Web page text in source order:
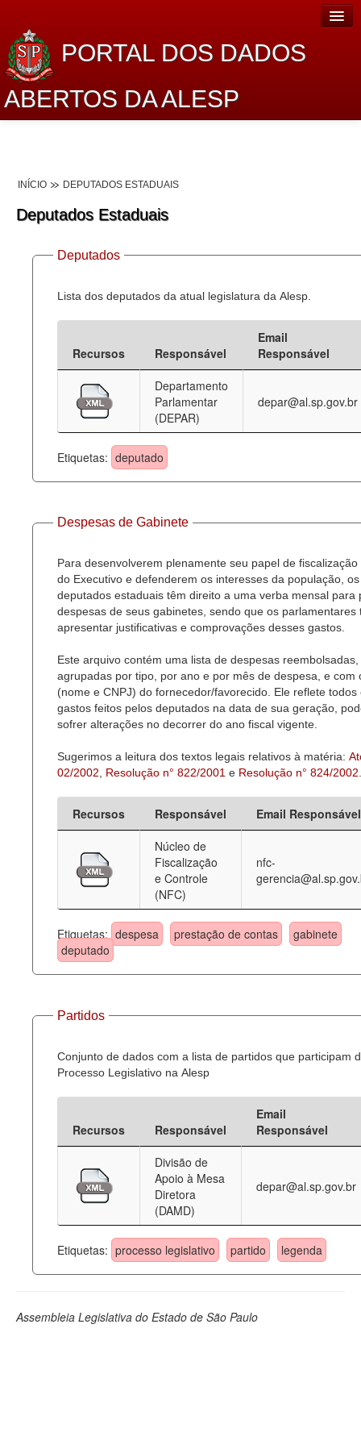
PORTAL DOS DADOS
ABERTOS DA ALESP
Lei de Acesso à Informação
Dados Governamentais Abertos
Planejamento
Catálogo de dados
Processo Legislativo
Deputados Estaduais
Administração
Legislação
Agenda
Perguntas frequentes
INÍCIO DEPUTADOS ESTADUAIS
Deputados Estaduais
Deputados
Lista dos deputados da atual legislatura da Alesp.
Recursos Responsável
Email
Responsável
Departamento
Parlamentar
(DEPAR)
depar@al.sp.gov.br
Etiquetas: deputado
Despesas de Gabinete
Para desenvolverem plenamente seu papel de fiscalização
do Executivo e defenderem os interesses da população, os
deputados estaduais têm direito a uma verba mensal para
despesas de seus gabinetes, sendo que os parlamentares
apresentar justificativas e comprovações desses gastos.
Este arquivo contém uma lista de despesas reembolsadas,
agrupadas por tipo, por ano e por mês de despesa, e com
(nome e CNPJ) do fornecedor/favorecido. Ele reflete todos
gastos feitos pelos deputados na data de sua geração,
sofrer alterações no decorrer do ano fiscal vigente.
Sugerimos a leitura dos textos legais relativos à matéria:
02/2002
Resolução n° 822/2001 e Resolução n° 824/2002
Recursos Responsável
Email Responsável
Núcleo de
Fiscalização
e Controle
(NFC)
nfc-
Etiquetas: despesa prestação de contas
gabinete
deputado
Partidos
Conjunto de dados com a lista de partidos que participam
Processo Legislativo na Alesp
Recursos Responsável
Email
Responsável
Divisão de
Apoio à Mesa
Diretora
(DAMD)
depar@al.sp.gov.br
Etiquetas: processo legislativo partido legenda
Assembleia Legislativa do Estado de São Paulo